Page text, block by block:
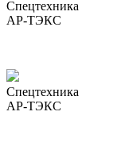
Спецтехника
АР-ТЭКС
Спецтехника
АР-ТЭКС